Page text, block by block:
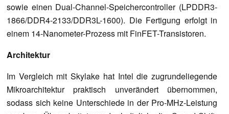
sowie einen Dual-Channel-Speichercontroller (LPDDR3-
1866/DDR4-2133/DDR3L-1600). Die Fertigung erfolgt in
einem 14-Nanometer-Prozess mit FinFET-Transistoren.
Architektur
Im Vergleich mit Skylake hat Intel die zugrundeliegende
Mikroarchitektur praktisch unverändert übernommen,
sodass sich keine Unterschiede in der Pro-MHz-Leistung